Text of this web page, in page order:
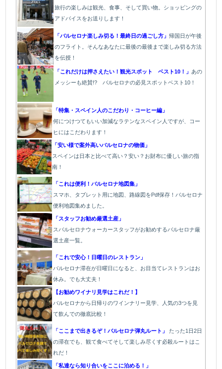
旅行の楽しみは観光、食事、そして買い物。ショッピングの
アドバイスをお送りします！
「バルセロナ楽しみ切る！最終日の過ごし方」帰国日が午後
のフライト。そんなあなたに最後の最後まで楽しみ切る方法
を伝授！
「これだけは押さえたい！観光スポット ベスト10！」 あの
メッシーも絶賛!? バルセロナの必見スポットベスト10！
「特集・スペイン人のこだわり・コーヒー編」
何につけつてもいい加減なラテンなスペイン人ですが、コー
ヒにはこだわります ！
「安い様で案外高いバルセロナの物価」
スペインは日本と比べて高い？安い？お財布に優しい旅の指
南！
「これは便利！バルセロナ地図集」
スマホ、タブレット用に地図、路線図をPdf保存！バルセロナ
便利地図集めました。
「スタッフお勧め厳選土産」
スバルセロナウォーカースタッフがお勧めするバルセロナ厳
選土産一覧。
「これで安心！日曜日のレストラン」
バルセロナ滞在が日曜日になると、お目当てレストランはお
休み。でも大丈夫！
【お勧めワイナリ見学はこれだ！】
バルセロナから日帰りのワインナリー見学、人気の3つを見
て飲んでの徹底比較！
「ここまで出きるぞ！バルセロナ弾丸ルート」 たった1 日2日
の滞在でも、観て食べてそして楽しみ尽くす必殺ルートはこ
れだ！
「私達なら知り合いをここに泊める！」